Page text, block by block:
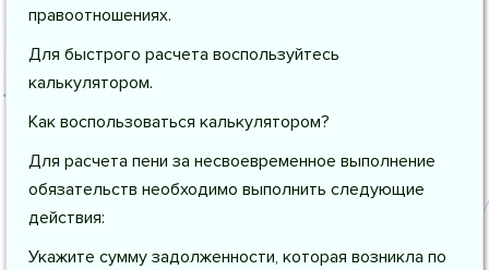
правоотношениях.
Для быстрого расчета воспользуйтесь
калькулятором.
Как воспользоваться калькулятором?
Для расчета пени за несвоевременное выполнение
обязательств необходимо выполнить следующие
действия:
Укажите сумму задолженности, которая возникла по